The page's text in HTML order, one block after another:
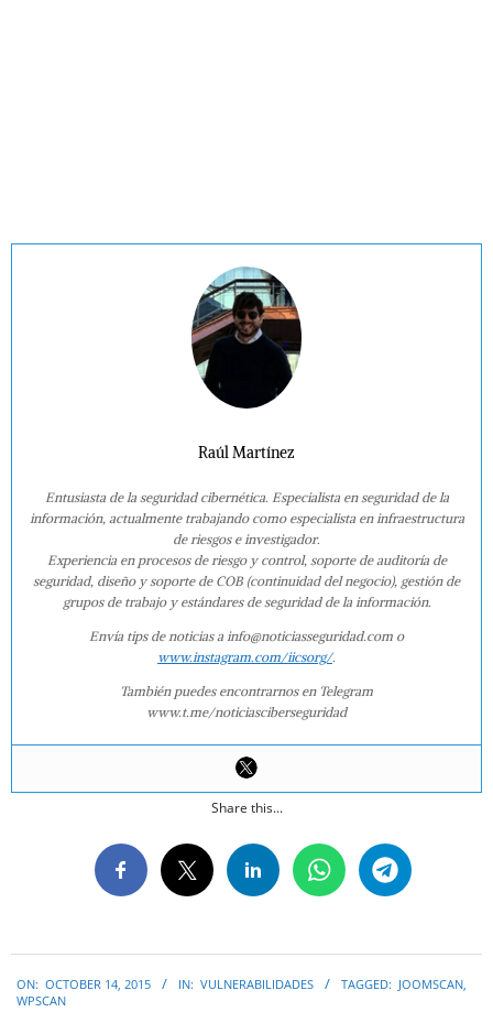
Raúl Martínez
Entusiasta de la seguridad cibernética. Especialista en seguridad de la
información, actualmente trabajando como especialista en infraestructura
de riesgos e investigador.
Experiencia en procesos de riesgo y control, soporte de auditoría de
seguridad, diseño y soporte de COB (continuidad del negocio), gestión de
grupos de trabajo y estándares de seguridad de la información.
Envía tips de noticias a info@noticiasseguridad.com o
www.instagram.com/iicsorg/.
También puedes encontrarnos en Telegram
www.t.me/noticiasciberseguridad
Share this...
10-
ON: OCTOBER 14, 2015 IN: VULNERABILIDADES TAGGED: JOOMSCAN,
WPSCAN